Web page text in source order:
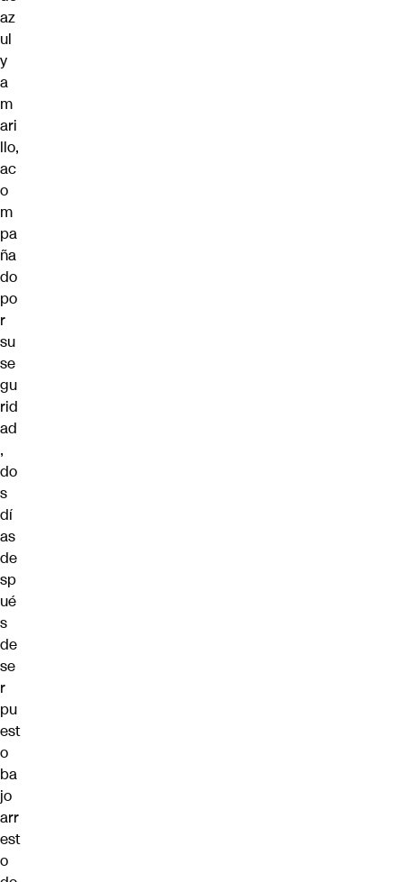
az
ul
y
a
m
ari
llo,
ac
o
m
pa
ña
do
po
r
su
se
gu
rid
ad
,
do
s
dí
as
de
sp
ué
s
de
se
r
pu
est
o
ba
jo
arr
est
o